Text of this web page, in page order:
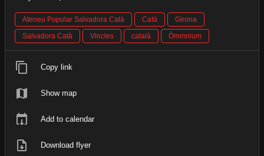
Ateneu Popular Salvadora Catà Catà
Girona
Salvadora Catà
Vincles català Òmmnium
Copy link
Show map
Add to calendar
Download flyer